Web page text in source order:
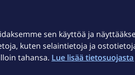
sen käyttöä ja
kuten selaintietoja ja
tahansa. Lue lisää tietosuojasta